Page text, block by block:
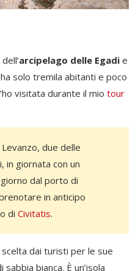
arcipelago delle Egadi e
solo tremila abitanti e poco
visitata durante il mio tour
due delle
in giornata con un
dal porto di
in anticipo
di Civitatis.
scelta dai turisti per le sue
bianca. È un’isola